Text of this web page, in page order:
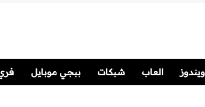
ويندوز العاب شبكات ببجي موبايل